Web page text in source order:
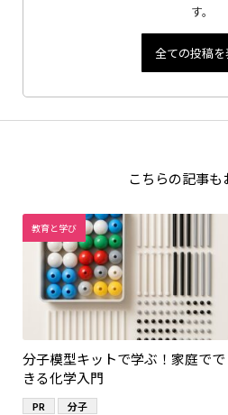
す。
全ての投稿
こちらの記事も
教育と学び
分子模型キットで学ぶ！家庭でで
きる化学入門
PR 分子